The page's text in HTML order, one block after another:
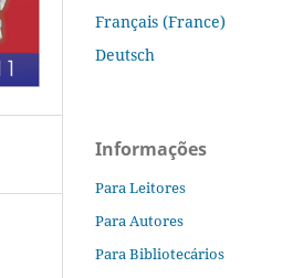
Français (France)
Deutsch
Informações
Para Leitores
Para Autores
Para Bibliotecários